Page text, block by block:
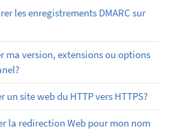
les enregistrements DMARC sur
ma version, extensions ou options
site web du HTTP vers HTTPS?
la redirection Web pour mon nom